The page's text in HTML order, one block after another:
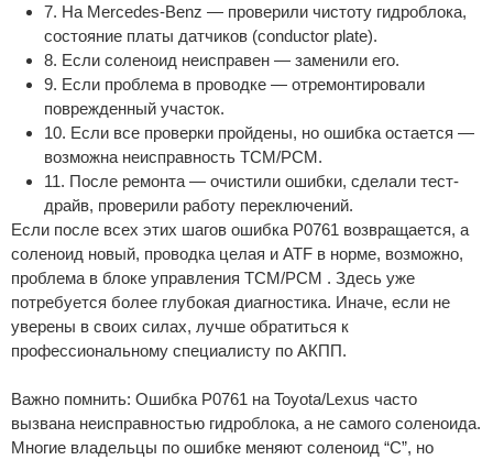
7. На Mercedes-Benz — проверили чистоту гидроблока,
состояние платы датчиков (conductor plate).
8. Если соленоид неисправен — заменили его.
9. Если проблема в проводке — отремонтировали
поврежденный участок.
10. Если все проверки пройдены, но ошибка остается —
возможна неисправность TCM/PCM.
11. После ремонта — очистили ошибки, сделали тест-
драйв, проверили работу переключений.
Если после всех этих шагов ошибка P0761 возвращается, а
соленоид новый, проводка целая и ATF в норме, возможно,
проблема в блоке управления TCM/PCM . Здесь уже
потребуется более глубокая диагностика. Иначе, если не
уверены в своих силах, лучше обратиться к
профессиональному специалисту по АКПП.
Важно помнить: Ошибка P0761 на Toyota/Lexus часто
вызвана неисправностью гидроблока, а не самого соленоида.
Многие владельцы по ошибке меняют соленоид “C”, но